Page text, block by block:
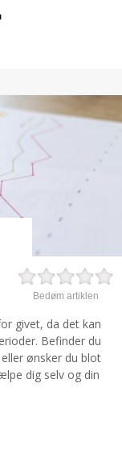
Bedøm artiklen
givet, da det kan
Befinder du
ønsker du blot
dig selv og din